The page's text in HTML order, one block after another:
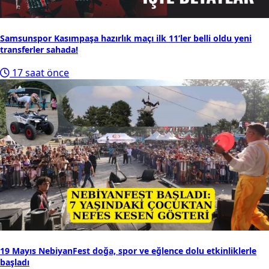
Samsunspor Kasımpaşa hazırlık maçı ilk 11’ler belli oldu yeni
transferler sahada!
17 saat önce
19 Mayıs NebiyanFest doğa, spor ve eğlence dolu etkinliklerle
başladı